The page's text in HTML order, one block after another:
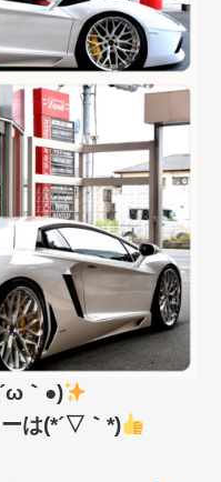
｀●)
は(*´▽｀*)